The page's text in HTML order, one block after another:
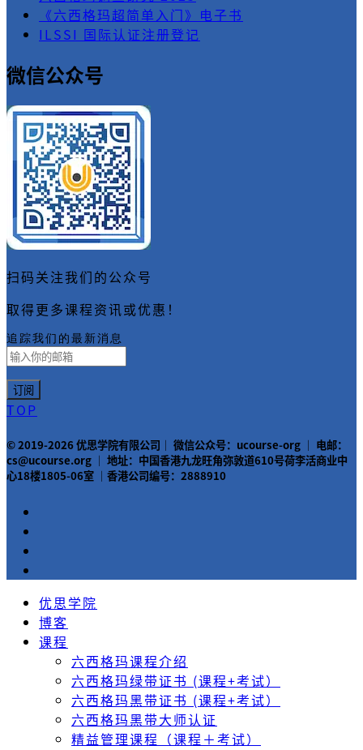
《六西格玛超简单入门》电子书
ILSSI 国际认证注册登记
微信公众号
扫码关注我们的公众号
取得更多课程资讯或优惠！
追踪我们的最新消息
TOP
© 2019-2026 优思学院有限公司｜ 微信公众号：ucourse-org ｜ 电邮：
cs@ucourse.org ｜ 地址：中国香港九龙旺角弥敦道610号荷李活商业中
心18楼1805-06室 ｜香港公司编号：2888910
优思学院
博客
课程
六西格玛课程介绍
六西格玛绿带证书 (课程+考试）
六西格玛黑带证书 (课程+考试）
六西格玛黑带大师认证
精益管理课程（课程＋考试）